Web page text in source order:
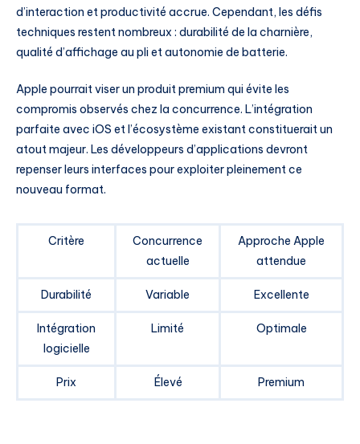
d’interaction et productivité accrue. Cependant, les défis
techniques restent nombreux : durabilité de la charnière,
qualité d’affichage au pli et autonomie de batterie.
Apple pourrait viser un produit premium qui évite les
compromis observés chez la concurrence. L’intégration
parfaite avec iOS et l’écosystème existant constituerait un
atout majeur. Les développeurs d’applications devront
repenser leurs interfaces pour exploiter pleinement ce
nouveau format.
Critère
Concurrence
actuelle
Approche Apple
attendue
Durabilité Variable Excellente
Intégration
logicielle
Limité Optimale
Prix Élevé Premium